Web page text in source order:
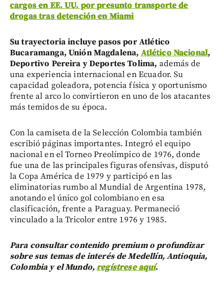
cargos en EE. UU. por presunto transporte de
drogas tras detención en Miami
Su trayectoria incluye pasos por Atlético
Bucaramanga, Unión Magdalena, Atlético Nacional,
Deportivo Pereira y Deportes Tolima, además de
una experiencia internacional en Ecuador. Su
capacidad goleadora, potencia física y oportunismo
frente al arco lo convirtieron en uno de los atacantes
más temidos de su época.
Con la camiseta de la Selección Colombia también
escribió páginas importantes. Integró el equipo
nacional en el Torneo Preolímpico de 1976, donde
fue una de las principales figuras ofensivas, disputó
la Copa América de 1979 y participó en las
eliminatorias rumbo al Mundial de Argentina 1978,
anotando el único gol colombiano en esa
clasificación, frente a Paraguay. Permaneció
vinculado a la Tricolor entre 1976 y 1985.
Para consultar contenido premium o profundizar
sobre sus temas de interés de Medellín, Antioquia,
Colombia y el Mundo,regístrese aquí.